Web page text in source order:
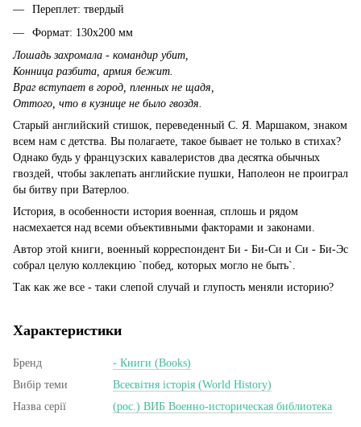
Переплет: твердый
Формат: 130х200 мм
Лошадь захромала - командир убит,
Конница разбита, армия бежит.
Враг вступает в город, пленных не щадя,
Оттого, что в кузнице не было гвоздя.
Старый английский стишок, переведенный С. Я. Маршаком, знаком
всем нам с детства. Вы полагаете, такое бывает не только в стихах?
Однако будь у французских кавалеристов два десятка обычных
гвоздей, чтобы заклепать английские пушки, Наполеон не проиграл
бы битву при Ватерлоо.
История, в особенности история военная, сплошь и рядом
насмехается над всеми объективными факторами и законами.
Автор этой книги, военный корреспондент Би - Би-Си и Си - Би-Эс
собрал целую коллекцию `побед, которых могло не быть`.
Так как же все - таки слепой случай и глупость меняли историю?
Характеристики
Бренд
- Книги (Books)
Вибір теми
Всесвітня історія (World History)
Назва серії
(рос.) ВИБ Военно-историческая библиотека